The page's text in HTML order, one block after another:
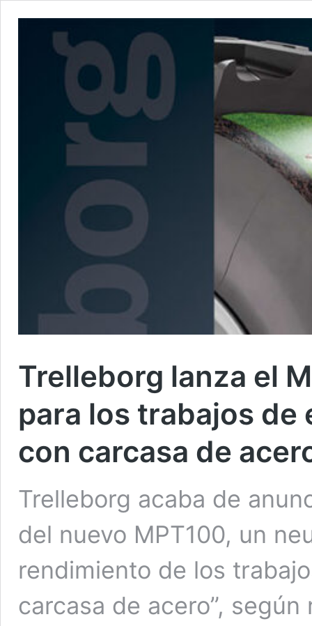
Trelleborg lanza el
para los trabajos
con carcasa de
Trelleborg acaba de
del nuevo MPT100, un
rendimiento de los
carcasa de acero”,